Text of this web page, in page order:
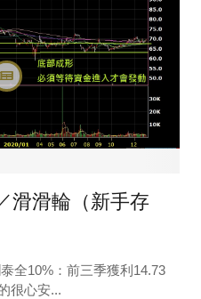
滑滑輪（新手存
全10%：前三季獲利14.73
很心安...